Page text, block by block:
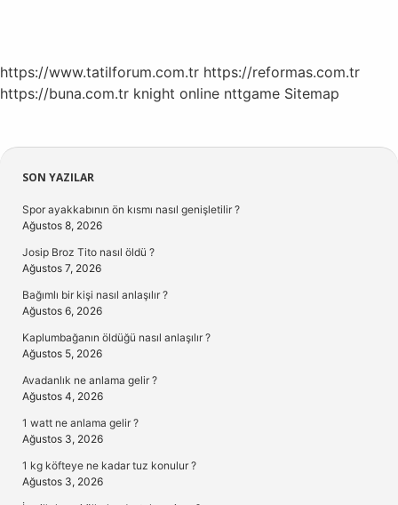
https://www.tatilforum.com.tr https://reformas.com.tr
https://buna.com.tr knight online nttgame Sitemap
Sidebar
SON YAZILAR
Spor ayakkabının ön kısmı nasıl genişletilir ?
Ağustos 8, 2026
Josip Broz Tito nasıl öldü ?
Ağustos 7, 2026
Bağımlı bir kişi nasıl anlaşılır ?
Ağustos 6, 2026
Kaplumbağanın öldüğü nasıl anlaşılır ?
Ağustos 5, 2026
Avadanlık ne anlama gelir ?
Ağustos 4, 2026
1 watt ne anlama gelir ?
Ağustos 3, 2026
1 kg köfteye ne kadar tuz konulur ?
Ağustos 3, 2026